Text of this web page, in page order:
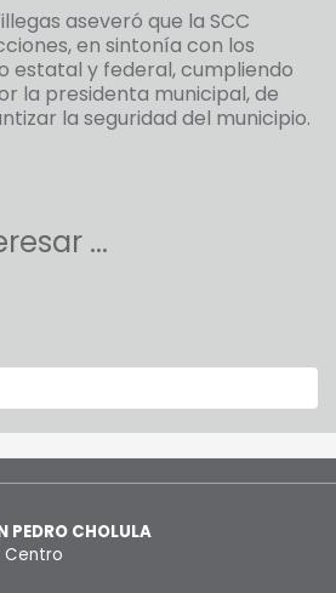
aseveró que la SCC
en sintonía con los
estatal y federal, cumpliendo
la presidenta municipal, de
la seguridad del municipio.
...
PEDRO CHOLULA
Centro